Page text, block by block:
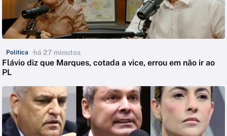
Política há 27 minutos
Flávio diz que Marques, cotada a vice, errou em não ir ao
PL